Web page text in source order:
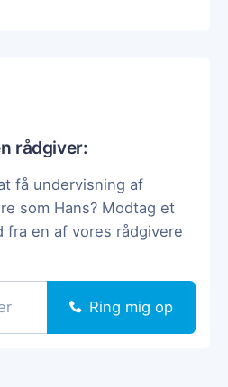
rådgiver:
få undervisning af
som Hans? Modtag et
fra en af vores rådgivere
Ring mig op